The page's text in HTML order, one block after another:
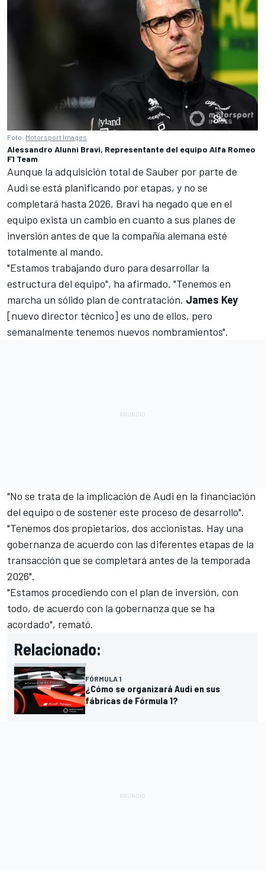
Foto: Motorsport Images
Alessandro Alunni Bravi, Representante del equipo Alfa Romeo
F1 Team
Aunque la adquisición total de Sauber por parte de
Audi se está planificando por etapas, y no se
completará hasta 2026, Bravi ha negado que en el
equipo exista un cambio en cuanto a sus planes de
inversión antes de que la compañía alemana esté
totalmente al mando.
"Estamos trabajando duro para desarrollar la
estructura del equipo", ha afirmado. "Tenemos en
marcha un sólido plan de contratación. James Key
[nuevo director técnico] es uno de ellos, pero
semanalmente tenemos nuevos nombramientos".
"No se trata de la implicación de Audi en la financiación
del equipo o de sostener este proceso de desarrollo".
"Tenemos dos propietarios, dos accionistas. Hay una
gobernanza de acuerdo con las diferentes etapas de la
transacción que se completará antes de la temporada
2026".
"Estamos procediendo con el plan de inversión, con
todo, de acuerdo con la gobernanza que se ha
acordado", remató.
Relacionado:
FÓRMULA 1
¿Cómo se organizará Audi en sus
fábricas de Fórmula 1?